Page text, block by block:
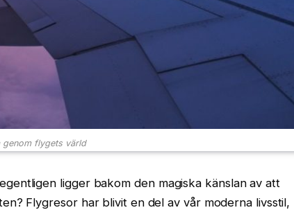
genom flygets värld
ligger bakom den magiska känslan av att
Flygresor har blivit en del av vår moderna livsstil,